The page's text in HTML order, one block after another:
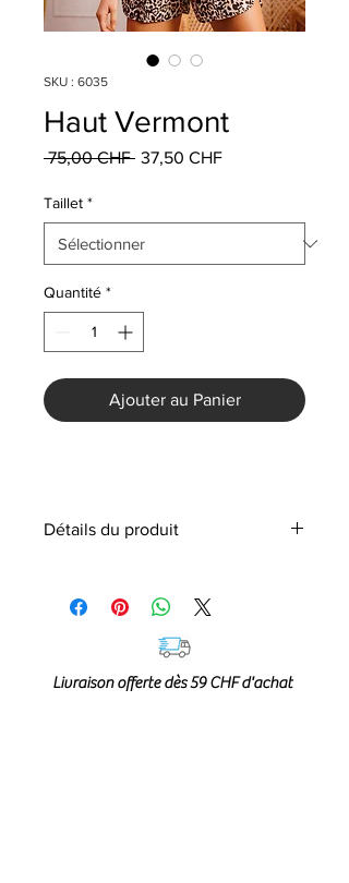
SKU : 6035
Haut Vermont
75,00 CHF Prix
37,50 CHFPrix
Taillet *
Quantité *
Ajouter au Panier
Détails du produit
9% Lin
Livraison offerte dès 59 CHF d'achat